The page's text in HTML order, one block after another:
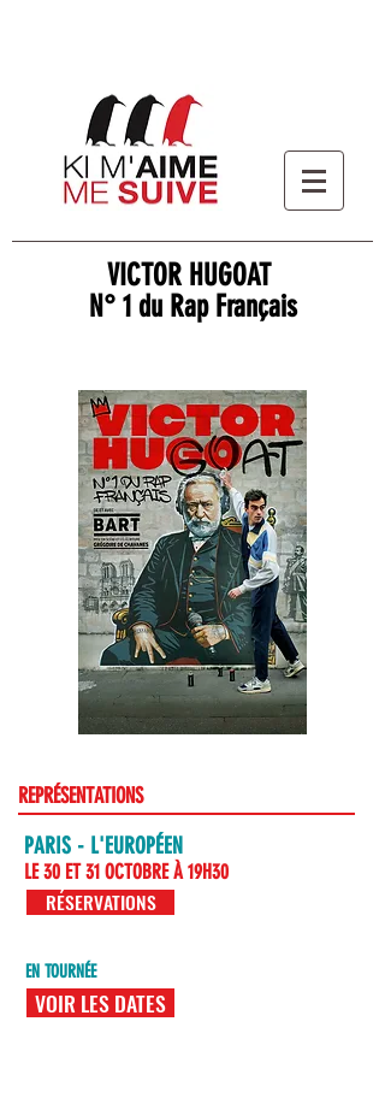
VICTOR HUGOAT
N° 1 du Rap Français
REPRÉSENTATIONS
PARIS - L'EUROPÉEN
LE 30 ET 31 OCTOBRE À 19H30
RÉSERVATIONS
EN TOURNÉE
VOIR LES DATES